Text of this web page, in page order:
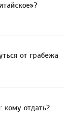
от грабежа
кому отдать?